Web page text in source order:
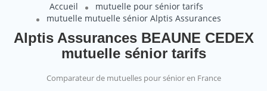
Accueil
mutuelle pour sénior tarifs
mutuelle mutuelle sénior Alptis Assurances
Alptis Assurances BEAUNE CEDEX
mutuelle sénior tarifs
Comparateur de mutuelles pour sénior en France